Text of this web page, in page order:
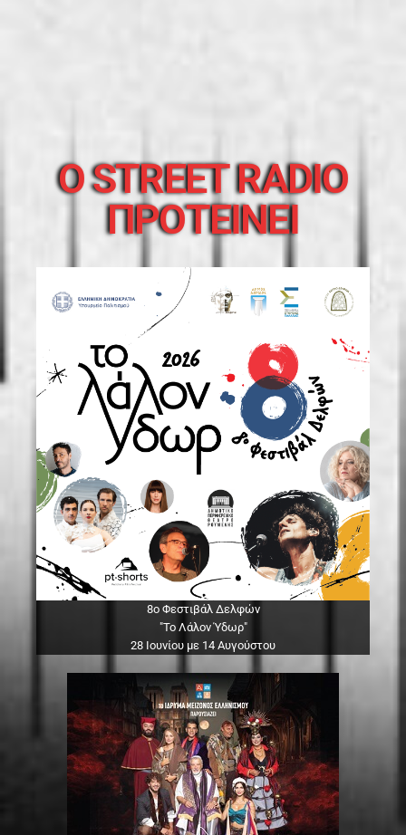
O STREET RADIO
ΠΡΟΤΕΙΝΕΙ
8ο Φεστιβάλ Δελφών
"Το Λάλον Ύδωρ"
28 Ιουνίου με 14 Αυγούστου